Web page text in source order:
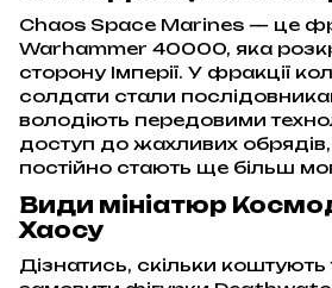
Chaos Space Marines — це
Warhammer 40000, яка
сторону Імперії. У фракції
солдати стали
володіють передовими
доступ до жахливих
постійно стають ще більш
Види мініатюр
Хаосу
Дізнатись, скільки